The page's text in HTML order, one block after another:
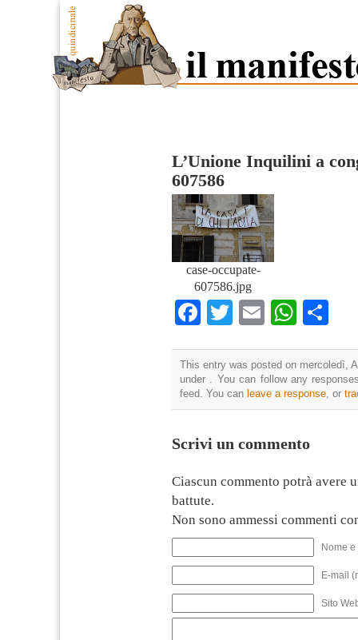
L’Unione Inquilini a
607586
case-occupate-
607586.jpg
Facebook
TwitterEmail
This entry was posted on mercoledì,
under . You can follow any
feed. You can leave a response, or
Scrivi un commento
Ciascun commento potrà avere
battute.
Non sono ammessi commenti
Nome
E-mail
Sito